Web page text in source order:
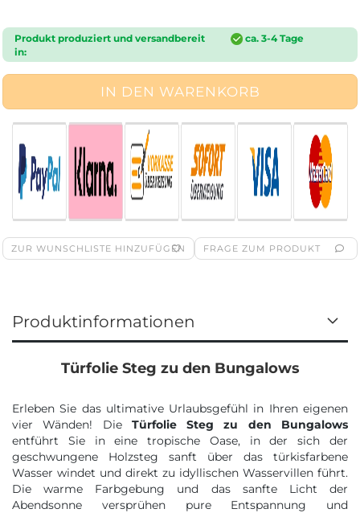
Produkt produziert und versandbereit
in:
ca. 3-4 Tage
ZUR WUNSCHLISTE HINZUFÜGEN FRAGE ZUM PRODUKT
Produktinformationen
Türfolie Steg zu den Bungalows
Erleben Sie das ultimative Urlaubsgefühl in Ihren eigenen
vier Wänden! Die Türfolie Steg zu den Bungalows
entführt Sie in eine tropische Oase, in der sich der
geschwungene Holzsteg sanft über das türkisfarbene
Wasser windet und direkt zu idyllischen Wasservillen führt.
Die warme Farbgebung und das sanfte Licht der
Abendsonne versprühen pure Entspannung und